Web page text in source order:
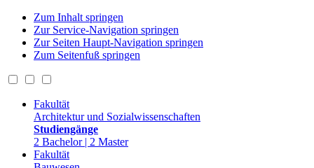
Zum Inhalt springen
Zur Service-Navigation springen
Zur Seiten Haupt-Navigation springen
Zum Seitenfuß springen
Fakultät
Architektur und Sozialwissenschaften
Studiengänge
2 Bachelor | 2 Master
Fakultät